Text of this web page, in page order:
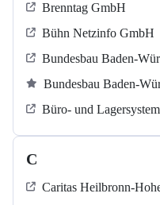
Brenntag GmbH
Bühn Netzinfo GmbH
Bundesbau Baden-
Bundesbau Baden-
Büro- und
C
Caritas Heilbronn-